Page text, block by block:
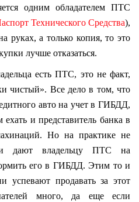
одним обладателем ПТС
Технического Средства),
руках, а только копия, то это
лучше отказаться.
есть ПТС, это не факт,
чистый». Все дело в том, что
авто на учет в ГИБДД,
и представитель банка в
Но на практике не
дают владельцу ПТС на
его в ГИБДД. Этим то и
успевают продавать за этот
много, да еще если